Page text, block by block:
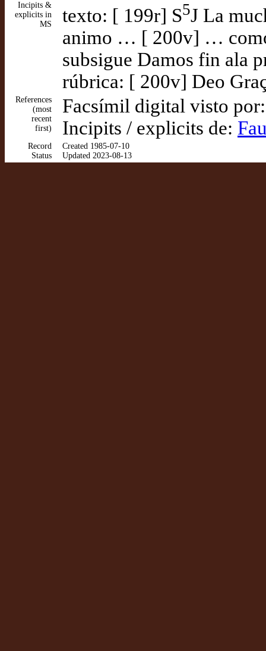
Incipits &
explicits in
MS
texto: [ 199r] S5J La
animo … [ 200v] … como
subsigue Damos fin ala
rúbrica: [ 200v] Deo
References
(most
recent
first)
Facsímil digital visto
Incipits / explicits de:
Record
Status
Created 1985-07-10
Updated 2023-08-13